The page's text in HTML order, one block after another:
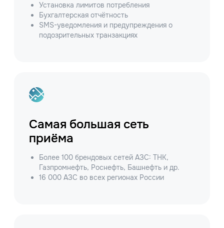
Установка лимитов потребления
Бухгалтерская отчётность
SMS-уведомления и предупреждения о
подозрительных транзакциях
Самая большая сеть
приёма
Более 100 брендовых сетей АЗС: ТНК,
Газпромнефть, Роснефть, Башнефть и др.
16 000 АЗС во всех регионах России